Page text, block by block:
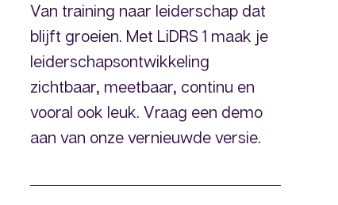
Van training naar leiderschap dat
blijft groeien. Met LiDRS 1 maak je
leiderschapsontwikkeling
zichtbaar, meetbaar, continu en
vooral ook leuk. Vraag een demo
aan van onze vernieuwde versie.